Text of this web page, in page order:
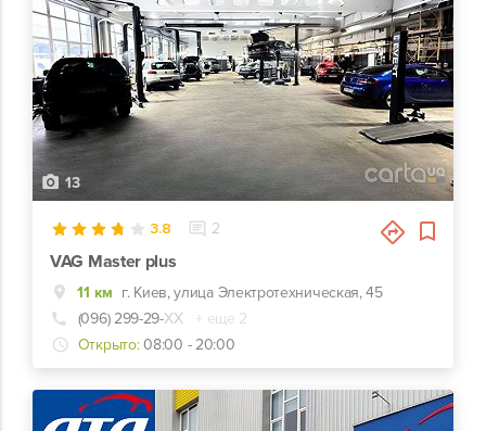
13
3.8 2
VAG Master plus
11 км г. Киев, улица Электротехническая, 45
(096) 299-29-ХХ
+ еще 2
Открыто: 08:00 - 20:00